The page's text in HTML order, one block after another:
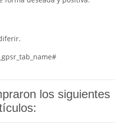
los siguientes